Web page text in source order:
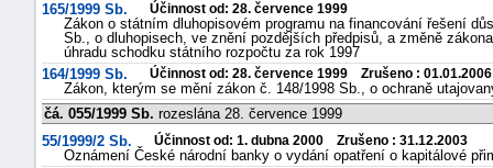
165/1999 Sb.
Účinnost od: 28. července 1999
Zákon o státním dluhopisovém programu na financování řešení
Sb., o dluhopisech, ve znění pozdějších předpisů, a změně
úhradu schodku státního rozpočtu za rok 1997
164/1999 Sb.
Účinnost od: 28. července 1999 Zrušeno : 01.01.2006
Zákon, kterým se mění zákon č. 148/1998 Sb., o ochraně
čá. 055/1999 Sb. rozeslána 28. července 1999
55/1999/2 Sb.
Účinnost od: 1. dubna 2000 Zrušeno : 31.12.2003
Oznámení České národní banky o vydání opatření o kapitálové